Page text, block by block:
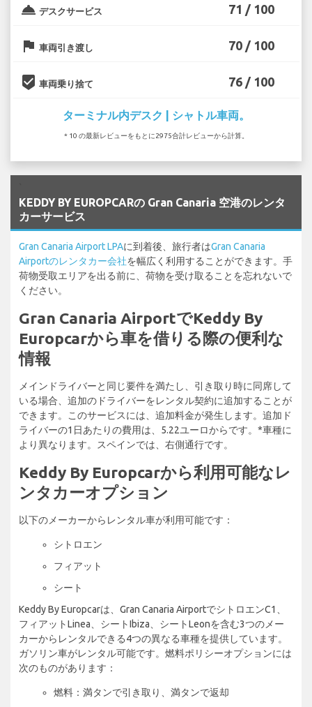
room_service デスクサービス 71 / 100
flag 車両引き渡し 70 / 100
beenhere 車両乗り捨て 76 / 100
ターミナル内デスク | シャトル車両。
* 10 の最新レビューをもとに2975合計レビューから計算。
KEDDY BY EUROPCARの Gran Canaria 空港のレンタ
カーサービス
Gran Canaria Airport LPAに到着後、旅行者はGran Canaria
Airportのレンタカー会社を幅広く利用することができます。手
荷物受取エリアを出る前に、荷物を受け取ることを忘れないで
ください。
Gran Canaria AirportでKeddy By
Europcarから車を借りる際の便利な
情報
メインドライバーと同じ要件を満たし、引き取り時に同席して
いる場合、追加のドライバーをレンタル契約に追加することが
できます。このサービスには、追加料金が発生します。追加ド
ライバーの1日あたりの費用は、5.22ユーロからです。*車種に
より異なります。スペインでは、右側通行です。
Keddy By Europcarから利用可能なレ
ンタカーオプション
以下のメーカーからレンタル車が利用可能です：
シトロエン
フィアット
シート
Keddy By Europcarは、Gran Canaria AirportでシトロエンC1、
フィアットLinea、シートIbiza、シートLeonを含む3つのメー
カーからレンタルできる4つの異なる車種を提供しています。
ガソリン車がレンタル可能です。燃料ポリシーオプションには
次のものがあります：
燃料：満タンで引き取り、満タンで返却